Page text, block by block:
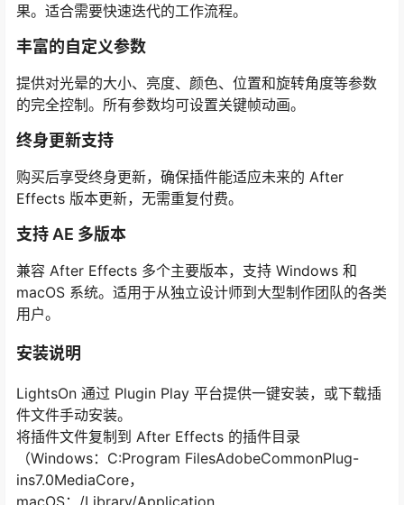
果。适合需要快速迭代的工作流程。
丰富的自定义参数
提供对光晕的大小、亮度、颜色、位置和旋转角度等参数
的完全控制。所有参数均可设置关键帧动画。
终身更新支持
购买后享受终身更新，确保插件能适应未来的 After
Effects 版本更新，无需重复付费。
支持 AE 多版本
兼容 After Effects 多个主要版本，支持 Windows 和
macOS 系统。适用于从独立设计师到大型制作团队的各类
用户。
安装说明
LightsOn 通过 Plugin Play 平台提供一键安装，或下载插
件文件手动安装。
将插件文件复制到 After Effects 的插件目录
（Windows：C:Program FilesAdobeCommonPlug-
ins7.0MediaCore，